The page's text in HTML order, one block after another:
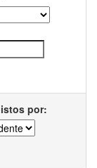
por: